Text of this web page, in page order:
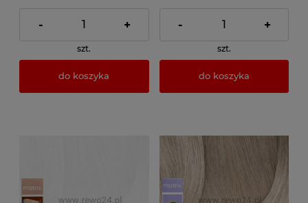
- +
szt.
do koszyka
- +
szt.
do koszyka